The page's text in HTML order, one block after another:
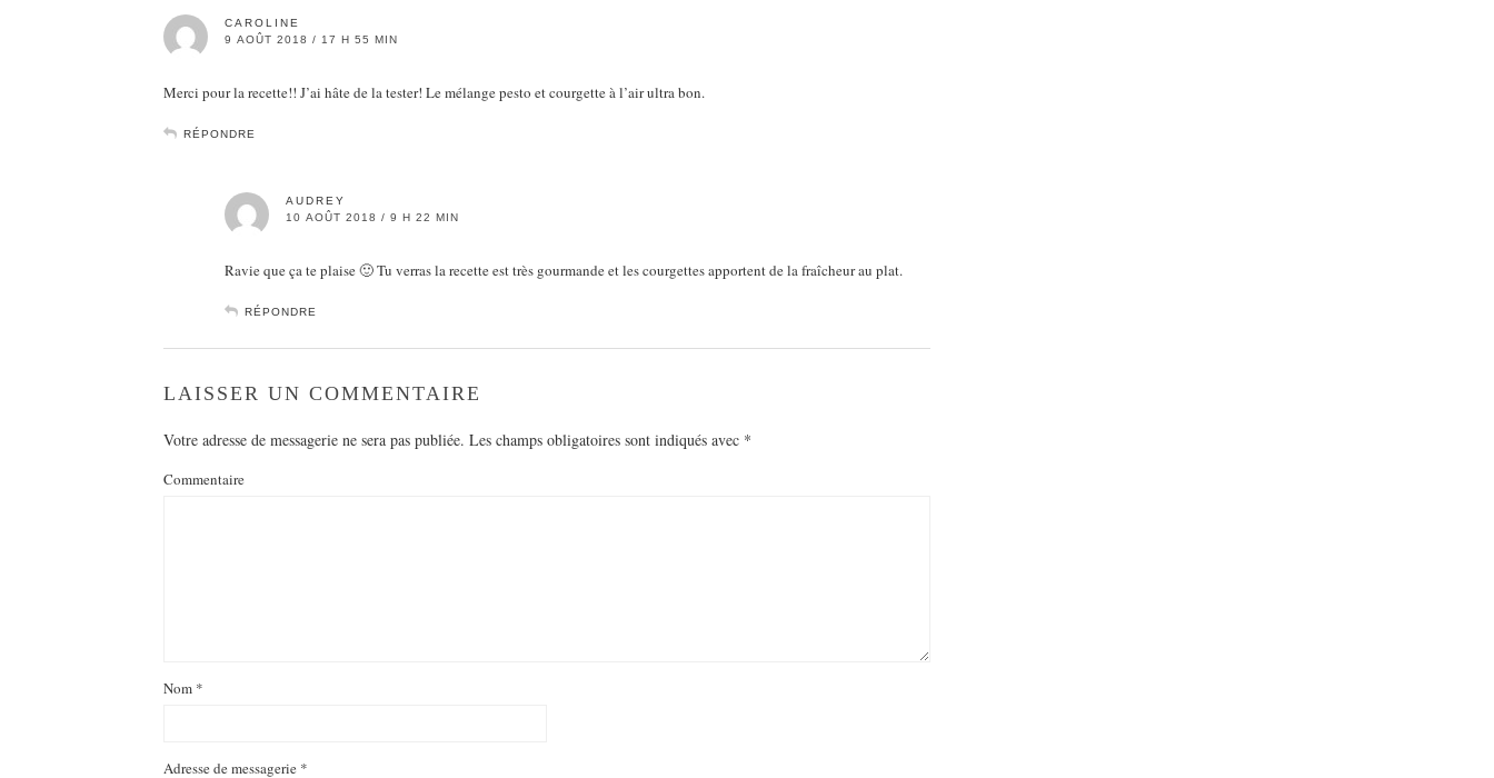
CAROLINE
9 AOÛT 2018 / 17 H 55 MIN
Merci pour la recette!! J’ai hâte de la tester! Le mélange pesto et courgette à l’air ultra bon.
RÉPONDRE
AUDREY
10 AOÛT 2018 / 9 H 22 MIN
Ravie que ça te plaise 🙂 Tu verras la recette est très gourmande et les courgettes apportent de la fraîcheur au plat.
RÉPONDRE
LAISSER UN COMMENTAIRE
Votre adresse de messagerie ne sera pas publiée. Les champs obligatoires sont indiqués avec *
Commentaire
Nom *
Adresse de messagerie *